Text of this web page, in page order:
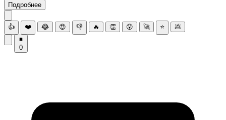
Подробнее
👍 ❤️ 😂 😍 👎 🔥 👏 😮 🚀 ⭐ 💩
0